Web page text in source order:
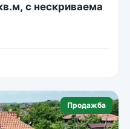
с нескриваема
Продажба